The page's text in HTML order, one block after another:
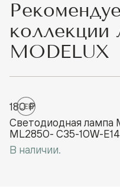
коллекции
MODELUX
180 ₽
Светодиодная лампа
ML2850- С35-10W-
В наличии.